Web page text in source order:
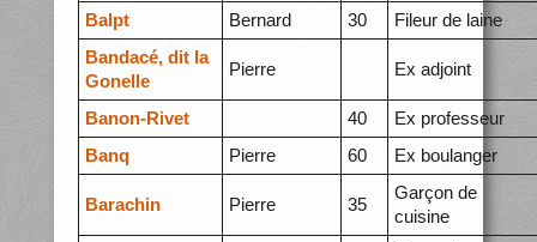
Balpt Bernard 30
Fileur de laine
Bandacé, dit la
Gonelle
Pierre Ex adjoint
Banon-Rivet 40
Ex professeur
Banq
Pierre 60 Ex boulanger
Barachin Pierre 35
Garçon de
cuisine